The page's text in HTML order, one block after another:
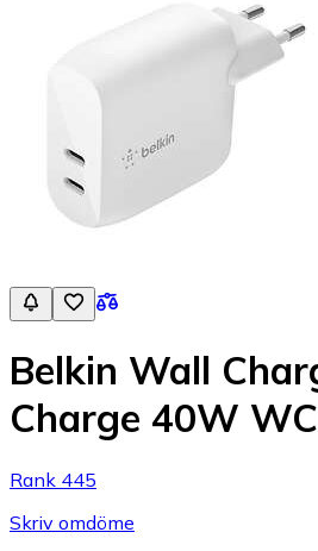
Belkin Wall
Charge 40W
Rank 445
Skriv omdöme